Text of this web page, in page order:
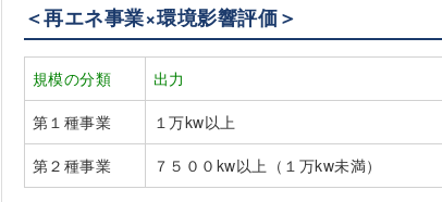
＜再エネ事業×環境影響評価＞
規模の分類 出力
第１種事業
１万kw以上
第２種事業
７５００kw以上（１万kw未満）